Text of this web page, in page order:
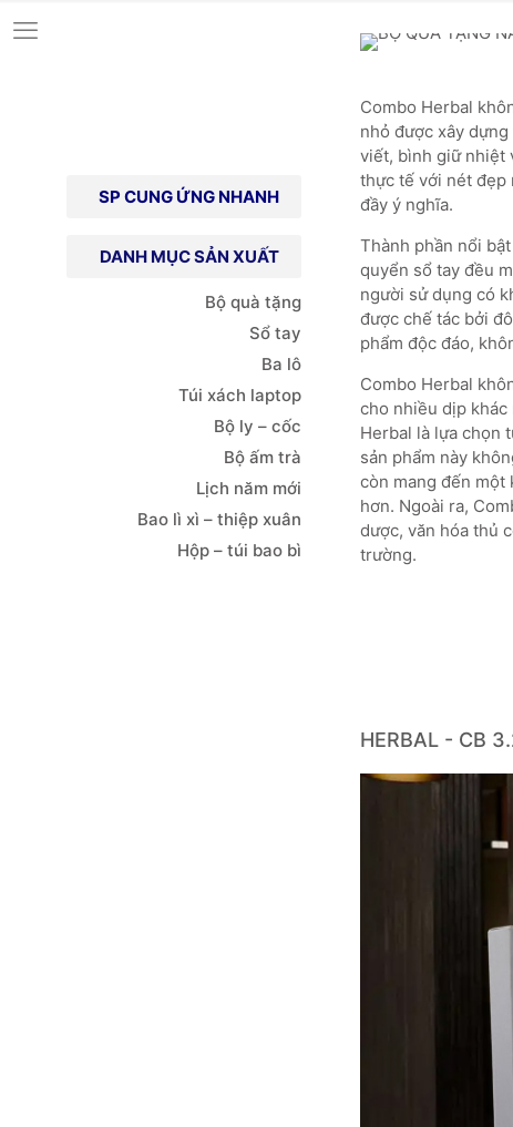
Combo Herbal
nhỏ được xây
viết, bình giữ nhiệt
thực tế với nét đẹp
đầy ý nghĩa.
Thành phần nổi
quyển sổ tay đều
người sử dụng có
được chế tác bởi
phẩm độc đáo,
Combo Herbal
cho nhiều dịp khác
Herbal là lựa chọn
sản phẩm này
còn mang đến một
hơn. Ngoài ra,
dược, văn hóa thủ
trường.
HERBAL - CB
SP CUNG ỨNG NHANH
DANH MỤC SẢN XUẤT
Bộ quà tặng
Sổ tay
Ba lô
Túi xách laptop
Bộ ly – cốc
Bộ ấm trà
Lịch năm mới
Bao lì xì – thiệp xuân
Hộp – túi bao bì